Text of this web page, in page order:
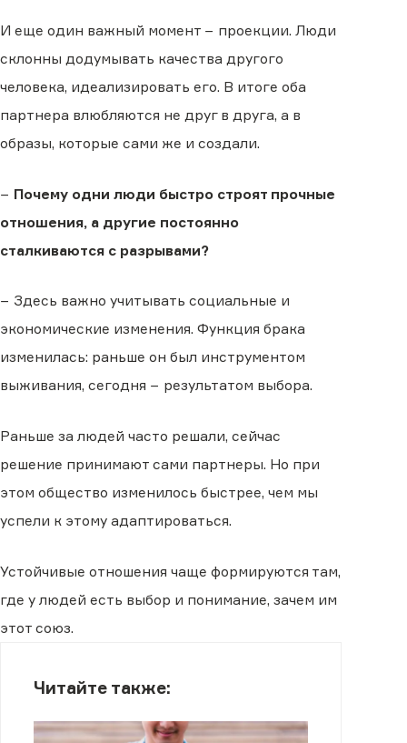
И еще один важный момент − проекции. Люди
склонны додумывать качества другого
человека, идеализировать его. В итоге оба
партнера влюбляются не друг в друга, а в
образы, которые сами же и создали.
− Почему одни люди быстро строят прочные
отношения, а другие постоянно
сталкиваются с разрывами?
− Здесь важно учитывать социальные и
экономические изменения. Функция брака
изменилась: раньше он был инструментом
выживания, сегодня − результатом выбора.
Раньше за людей часто решали, сейчас
решение принимают сами партнеры. Но при
этом общество изменилось быстрее, чем мы
успели к этому адаптироваться.
Устойчивые отношения чаще формируются там,
где у людей есть выбор и понимание, зачем им
этот союз.
Читайте также: